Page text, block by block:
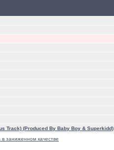
Track) (Produced By Baby Boy & Superkidd)
заниженном качестве